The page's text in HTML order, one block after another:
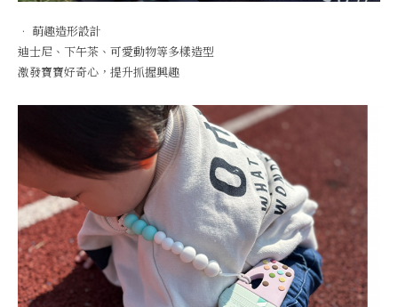
• 萌趣造形設計
迪士尼、下午茶、可愛動物等多樣造型
激發寶寶好奇心，提升抓握興趣